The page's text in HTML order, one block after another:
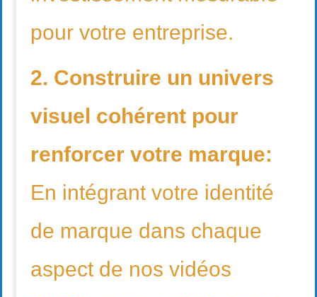
pour votre entreprise.
2. Construire un univers
visuel cohérent pour
renforcer votre marque:
En intégrant votre identité
de marque dans chaque
aspect de nos vidéos